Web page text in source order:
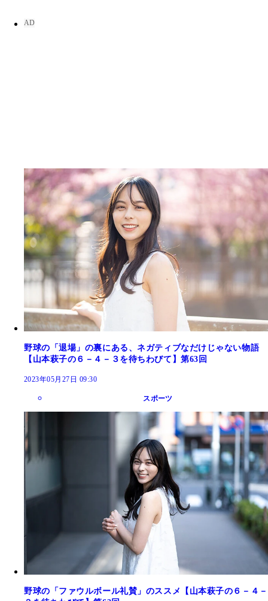
野球の「退場」の裏にある、ネガティブなだけじゃない物語
【山本萩子の６－４－３を待ちわびて】第63回
2023年05月27日 09:30
スポーツ
野球の「ファウルボール礼賛」のススメ【山本萩子の６－４－